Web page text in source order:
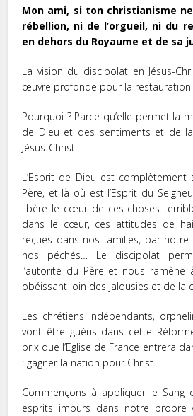
Mon ami, si ton christianisme
rébellion, ni de l’orgueil, ni du
en dehors du Royaume et de sa
La vision du discipolat en Jésus-
œuvre profonde pour la restauration
Pourquoi ? Parce qu’elle permet la
de Dieu et des sentiments et de
Jésus-Christ.
L’Esprit de Dieu est complètement
Père, et là où est l’Esprit du
libère le cœur de ces choses
dans le cœur, ces attitudes de
reçues dans nos familles, par
nos péchés… Le discipolat
l’autorité du Père et nous
obéissant loin des jalousies et de la
Les chrétiens indépendants,
vont être guéris dans cette
prix que l’Eglise de France entrera
: gagner la nation pour Christ.
Commençons à appliquer le Sang
esprits impurs dans notre propre